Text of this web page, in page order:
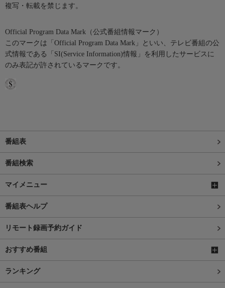
複写・転載を禁じます。
Official Program Data Mark（公式番組情報マーク）
このマークは「Official Program Data Mark」といい、テレビ番組の公
式情報である「SI(Service Information)情報」を利用したサービスに
のみ表記が許されているマークです。
番組表
番組検索
マイメニュー
番組表ヘルプ
リモート録画予約ガイド
おすすめ番組
ランキング